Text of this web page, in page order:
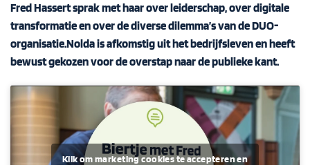
FredHassertsprak met haar over leiderschap, over digitale
transformatie en overdediverse dilemma’svande DUO-
organisatie.Noldais afkomstig uit het bedrijfsleven en heeft
bewust gekozen voor de overstap naar de publieke kant.
Klik om marketing cookies te accepteren en